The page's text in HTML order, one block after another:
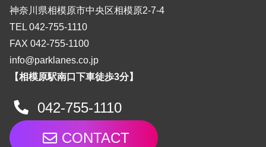
神奈川県相模原市中央区相模原2-7-4
TEL 042-755-1110
FAX 042-755-1100
info@parklanes.co.jp
【相模原駅南口下車徒歩3分】
042-755-1110
CONTACT